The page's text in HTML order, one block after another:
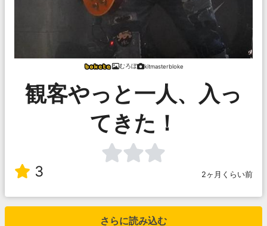
むろぼ kitmasterbloke
観客やっと一人、入っ
てきた！
3 2ヶ月くらい前
さらに読み込む